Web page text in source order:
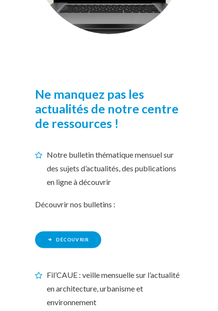
Ne manquez pas les
actualités de notre centre
de ressources !
Notre bulletin thématique mensuel sur
des sujets d’actualités, des publications
en ligne à découvrir
Découvrir nos bulletins :
DÉCOUVRIR
Fil’CAUE : veille mensuelle sur l’actualité
en architecture, urbanisme et
environnement